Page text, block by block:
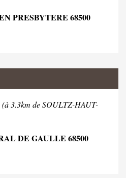
PRESBYTERE 68500
(à 3.3km de SOULTZ-HAUT-
DE GAULLE 68500